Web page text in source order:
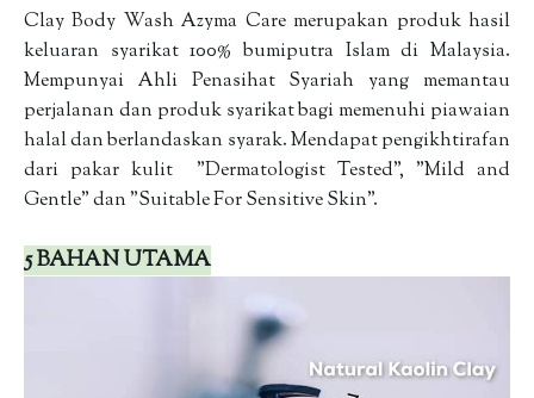
Clay Body Wash Azyma Care merupakan produk hasil
keluaran syarikat 100% bumiputra Islam di Malaysia.
Mempunyai Ahli Penasihat Syariah yang memantau
perjalanan dan produk syarikat bagi memenuhi piawaian
halal dan berlandaskan syarak. Mendapat pengikhtirafan
dari pakar kulit "Dermatologist Tested", "Mild and
Gentle" dan "Suitable For Sensitive Skin".
5 BAHAN UTAMA